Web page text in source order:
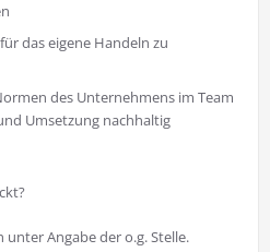
das eigene Handeln zu
des Unternehmens im Team
Umsetzung nachhaltig
unter Angabe der o.g. Stelle.